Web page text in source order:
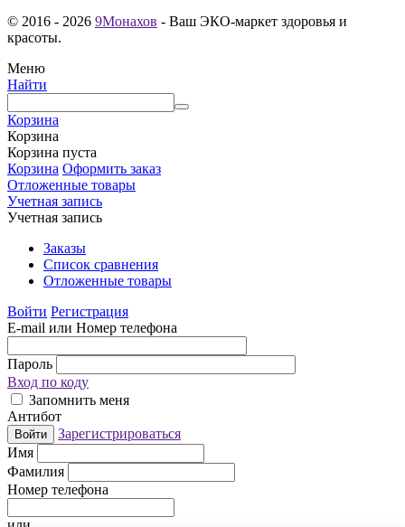
© 2016 - 2026 9Монахов - Ваш ЭКО-маркет здоровья и
красоты.
Меню
Найти
Корзина
Корзина
Корзина пуста
Корзина Оформить заказ
Отложенные товары
Учетная запись
Учетная запись
Заказы
Список сравнения
Отложенные товары
Войти Регистрация
E-mail или Номер телефона
Пароль
Вход по коду
Запомнить меня
Антибот
Войти
Зарегистрироваться
Имя
Фамилия
Номер телефона